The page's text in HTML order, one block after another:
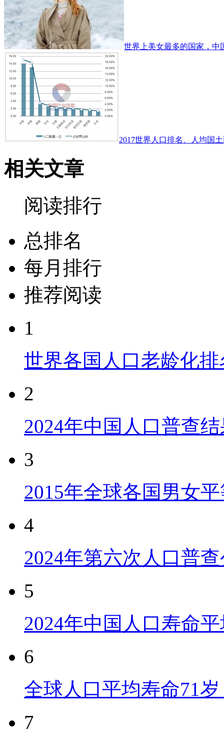
世界上美女最多的国家，中
2017世界人口排名、人均国
相关文章
阅读排行
总排名
每月排行
推荐阅读
1
世界各国人口老龄化
2
2024年中国人口普查
3
2015年全球各国男女
4
2024年第六次人口普
5
2024年中国人口寿命
6
全球人口平均寿命71
7